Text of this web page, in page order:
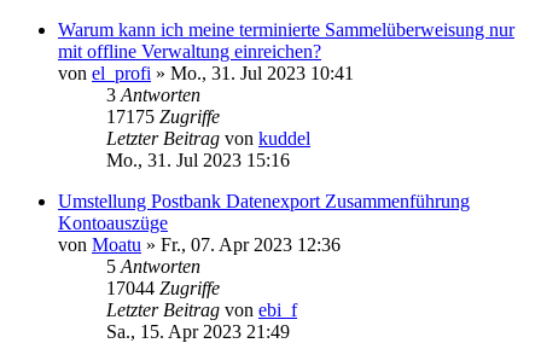
Warum kann ich meine terminierte Sammelüberweisung nur
mit offline Verwaltung einreichen?
von el_profi » Mo., 31. Jul 2023 10:41
3 Antworten
17175 Zugriffe
Letzter Beitrag von kuddel
Mo., 31. Jul 2023 15:16
Umstellung Postbank Datenexport Zusammenführung
Kontoauszüge
von Moatu » Fr., 07. Apr 2023 12:36
5 Antworten
17044 Zugriffe
Letzter Beitrag von ebi_f
Sa., 15. Apr 2023 21:49